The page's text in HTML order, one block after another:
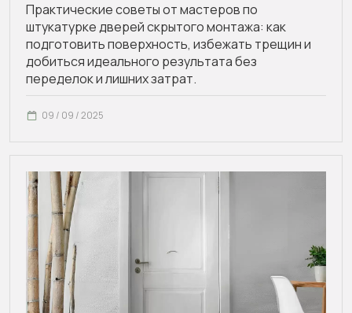
Практические советы от мастеров по
штукатурке дверей скрытого монтажа: как
подготовить поверхность, избежать трещин и
добиться идеального результата без
переделок и лишних затрат.
09 / 09 / 2025